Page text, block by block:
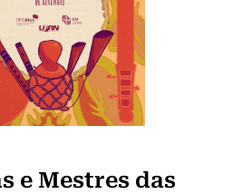
e Mestres das